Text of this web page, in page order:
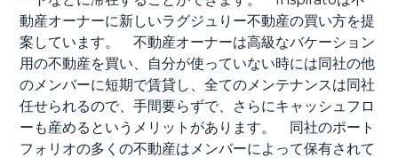
動産オーナーに新しいラグジュりー不動産の買い方を提
案しています。 不動産オーナーは高級なバケーション
用の不動産を買い、自分が使っていない時には同社の他
のメンバーに短期で賃貸し、全てのメンテナンスは同社
任せられるので、手間要らずで、さらにキャッシュフロ
ーも産めるというメリットがあります。 同社のポート
フォリオの多くの不動産はメンバーによって保有されて